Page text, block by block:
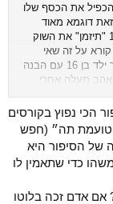
את הכסף שלו
דוגמא מאוד
קטנה אבל אני זוכר את זה עד היום כי אותו בחור בן 16 "תיזמן" את השוק
על זה שאי
אפשר לתזמן את השוק אני תמיד נזכר בסיפור הזה איך ילד בן 16 עם הבנה
תעלה אחרי
הכי נפוץ בקורסים
טועמת תה״ (חפש
של הסיפור היא
כדי שתאמין לו
אם אדם זכה בלוטו